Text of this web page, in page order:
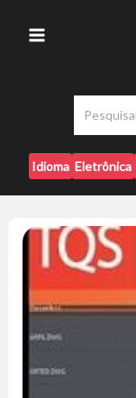
Menu
Idioma Eletrônica
Engenhabim